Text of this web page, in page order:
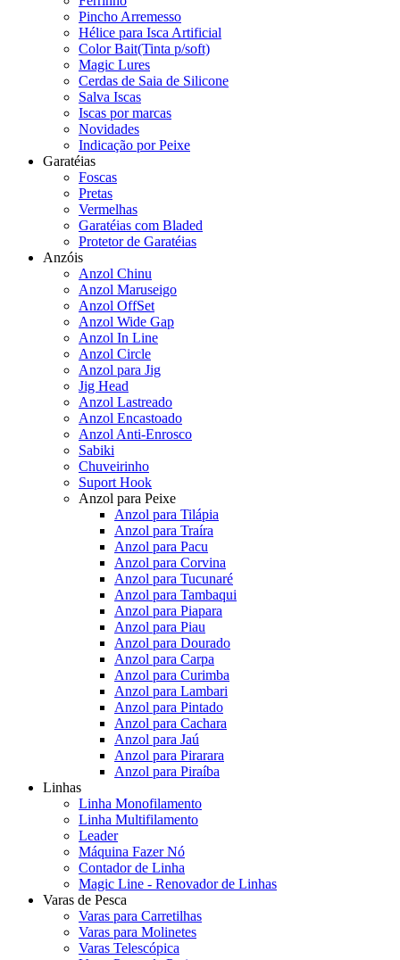
Pincho Arremesso
Hélice para Isca Artificial
Color Bait(Tinta p/soft)
Magic Lures
Cerdas de Saia de Silicone
Salva Iscas
Iscas por marcas
Novidades
Indicação por Peixe
Garatéias
Foscas
Pretas
Vermelhas
Garatéias com Bladed
Protetor de Garatéias
Anzóis
Anzol Chinu
Anzol Maruseigo
Anzol OffSet
Anzol Wide Gap
Anzol In Line
Anzol Circle
Anzol para Jig
Jig Head
Anzol Lastreado
Anzol Encastoado
Anzol Anti-Enrosco
Sabiki
Chuveirinho
Suport Hook
Anzol para Peixe
Anzol para Tilápia
Anzol para Traíra
Anzol para Pacu
Anzol para Corvina
Anzol para Tucunaré
Anzol para Tambaqui
Anzol para Piapara
Anzol para Piau
Anzol para Dourado
Anzol para Carpa
Anzol para Curimba
Anzol para Lambari
Anzol para Pintado
Anzol para Cachara
Anzol para Jaú
Anzol para Pirarara
Anzol para Piraíba
Linhas
Linha Monofilamento
Linha Multifilamento
Leader
Máquina Fazer Nó
Contador de Linha
Magic Line - Renovador de Linhas
Varas de Pesca
Varas para Carretilhas
Varas para Molinetes
Varas Telescópica